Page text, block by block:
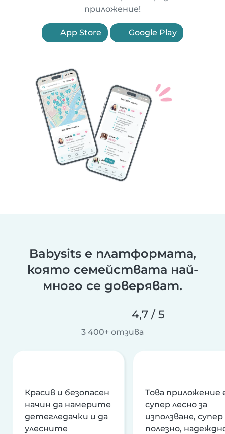
приложение!
App Store Google Play
Babysits е платформата,
която семействата най-
много се доверяват.
4,7 / 5
3 400+ отзива
Красив и безопасен
начин да намерите
детегледачки и да
улесните
Това приложение
супер лесно за
използване, супер
полезно,